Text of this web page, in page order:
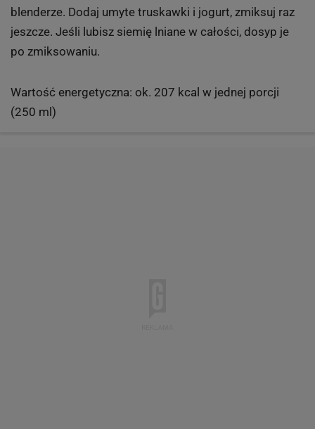
blenderze. Dodaj umyte truskawki i jogurt, zmiksuj raz
jeszcze. Jeśli lubisz siemię lniane w całości, dosyp je
po zmiksowaniu.
Wartość energetyczna: ok. 207 kcal w jednej porcji
(250 ml)